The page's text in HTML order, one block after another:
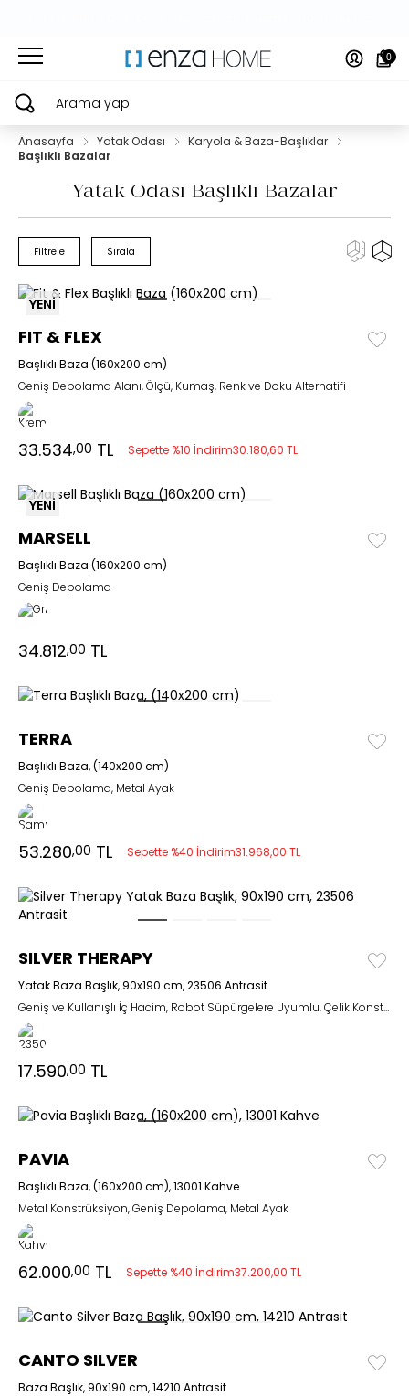
0
Arama yap
Anasayfa Yatak Odası
Karyola & Baza-Başlıklar
Başlıklı Bazalar
Yatak Odası Başlıklı Bazalar
Filtrele Sırala
YENİ
FIT & FLEX
Başlıklı Baza (160x200 cm)
Geniş Depolama Alanı, Ölçü, Kumaş, Renk ve Doku Alternatifi
33.534,00 TL Sepette %10 İndirim30.180,60 TL
YENİ
MARSELL
Başlıklı Baza (160x200 cm)
Geniş Depolama
34.812,00 TL
TERRA
Başlıklı Baza, (140x200 cm)
Geniş Depolama, Metal Ayak
53.280,00 TL Sepette %40 İndirim31.968,00 TL
SILVER THERAPY
Yatak Baza Başlık, 90x190 cm, 23506 Antrasit
Geniş ve Kullanışlı İç Hacim, Robot Süpürgelere Uyumlu, Çelik Konstrüksiyon
17.590,00 TL
PAVIA
Başlıklı Baza, (160x200 cm), 13001 Kahve
Metal Konstrüksiyon, Geniş Depolama, Metal Ayak
62.000,00 TL Sepette %40 İndirim37.200,00 TL
CANTO SILVER
Baza Başlık, 90x190 cm, 14210 Antrasit